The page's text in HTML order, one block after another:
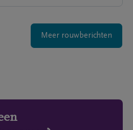
Meer rouwberichten